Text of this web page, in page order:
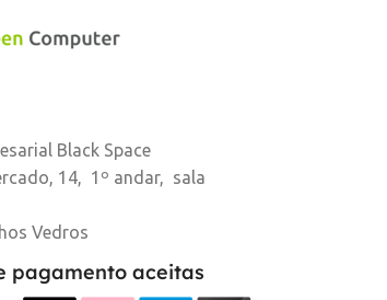
Black Space
14, 1º andar, sala
Vedros
pagamento aceitas